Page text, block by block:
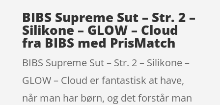
BIBS Supreme Sut – Str. 2 –
Silikone – GLOW – Cloud
fra BIBS med PrisMatch
BIBS Supreme Sut – Str. 2 – Silikone –
GLOW – Cloud er fantastisk at have,
når man har børn, og det forstår man